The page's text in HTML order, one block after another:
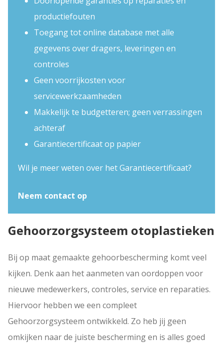
productiefouten
Toegang tot online database met alle
gegevens over dragers, leveringen en
controles
Geen voorrijkosten voor
servicewerkzaamheden
Makkelijk te budgetteren; geen verrassingen
achteraf
Garantiecertificaat op papier
Wil je meer weten over het Garantiecertificaat?
Neem contact op
Gehoorzorgsysteem otoplastieken
Bij op maat gemaakte gehoorbescherming komt veel
kijken. Denk aan het aanmeten van oordoppen voor
nieuwe medewerkers, controles, service en reparaties.
Hiervoor hebben we een compleet
Gehoorzorgsysteem ontwikkeld. Zo heb jij geen
omkijken naar de juiste bescherming en is alles goed